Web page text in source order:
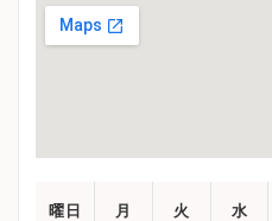
曜日 月 火 水